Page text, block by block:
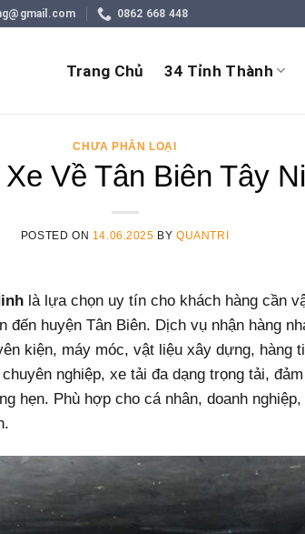
0862 668 448
Trang Chủ 34 Tỉnh Thành
CHƯA PHÂN LOẠI
Về Tân Biên Tây
POSTED ON 14.06.2025 BYQUANTRI
là lựa chọn uy tín cho khách hàng cần
đến huyện Tân Biên. Dịch vụ nhận hàng
kiện, máy móc, vật liệu xây dựng,
nghiệp, xe tải đa dạng trọng tải,
hẹn. Phù hợp cho cá nhân, doanh